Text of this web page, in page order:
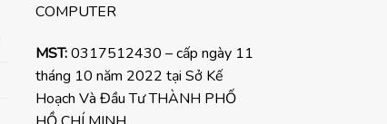
COMPUTER
MST:0317512430 – cấp ngày 11
tháng 10 năm 2022 tại Sở Kế
Hoạch Và Đầu Tư THÀNH PHỐ